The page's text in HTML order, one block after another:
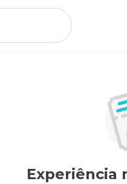
Experiência